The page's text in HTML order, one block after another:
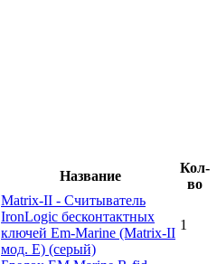
Название
Кол-
во
Matrix-II - Cчитыватель
IronLogic бесконтактных
ключей Em-Marine (Matrix-II
мод. Е) (серый)
1